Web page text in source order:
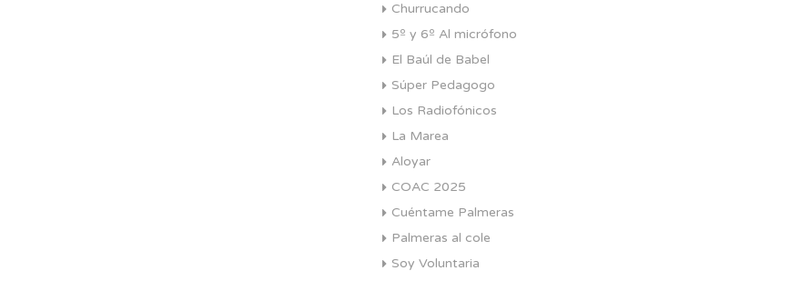
Churrucando
5º y 6º Al micrófono
El Baúl de Babel
Súper Pedagogo
Los Radiofónicos
La Marea
Aloyar
COAC 2025
Cuéntame Palmeras
Palmeras al cole
Soy Voluntaria